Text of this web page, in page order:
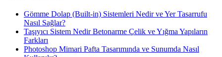
Gömme Dolap (Built-in) Sistemleri Nedir ve Yer Tasarrufu
Nasıl Sağlar?
Taşıyıcı Sistem Nedir Betonarme Çelik ve Yığma Yapıların
Farkları
Photoshop Mimari Pafta Tasarımında ve Sunumda Nasıl